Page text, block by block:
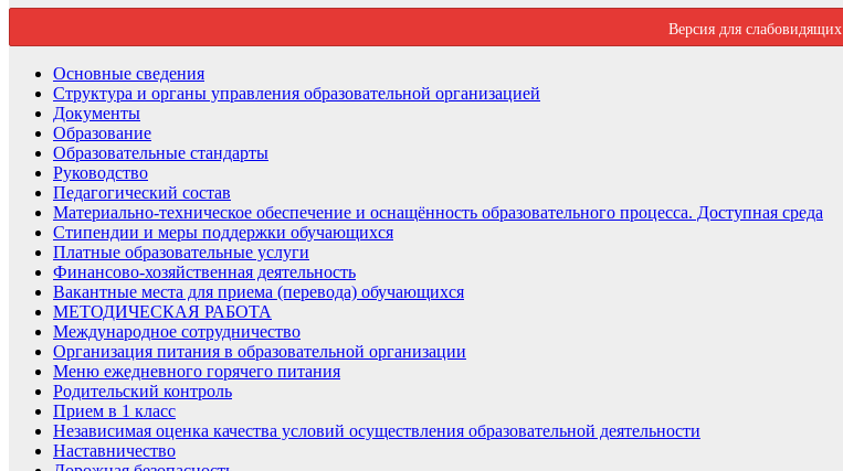
Версия для слабовидящих
Основные сведения
Структура и органы управления образовательной организацией
Документы
Образование
Образовательные стандарты
Руководство
Педагогический состав
Материально-техническое обеспечение и оснащённость образовательного процесса. Доступная среда
Стипендии и меры поддержки обучающихся
Платные образовательные услуги
Финансово-хозяйственная деятельность
Вакантные места для приема (перевода) обучающихся
МЕТОДИЧЕСКАЯ РАБОТА
Международное сотрудничество
Организация питания в образовательной организации
Меню ежедневного горячего питания
Родительский контроль
Прием в 1 класс
Независимая оценка качества условий осуществления образовательной деятельности
Наставничество